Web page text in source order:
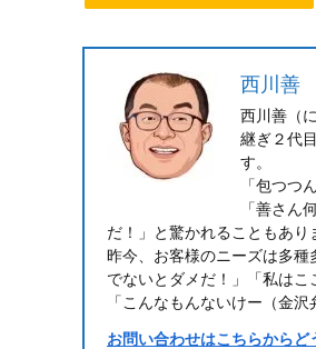
西川善
西川善（
継ぎ２代
す。
「包つつ
「善さん
だ！」と驚かれることもあり
昨今、お客様のニーズは多
でないとダメだ！」「私はこ
「こんなもんないけー（金
お問い合わせはこちらからど